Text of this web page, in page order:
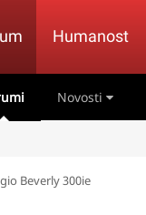
Humanost
Novosti
Beverly 300ie